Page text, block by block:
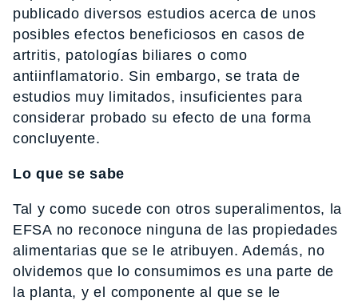
publicado diversos estudios acerca de unos
posibles efectos beneficiosos en casos de
artritis, patologías biliares o como
antiinflamatorio. Sin embargo, se trata de
estudios muy limitados, insuficientes para
considerar probado su efecto de una forma
concluyente.
Lo que se sabe
Tal y como sucede con otros superalimentos, la
EFSA no reconoce ninguna de las propiedades
alimentarias que se le atribuyen. Además, no
olvidemos que lo consumimos es una parte de
la planta, y el componente al que se le